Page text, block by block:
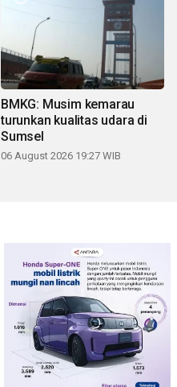
BMKG: Musim kemarau
turunkan kualitas udara di
Sumsel
06 August 2026 19:27 WIB